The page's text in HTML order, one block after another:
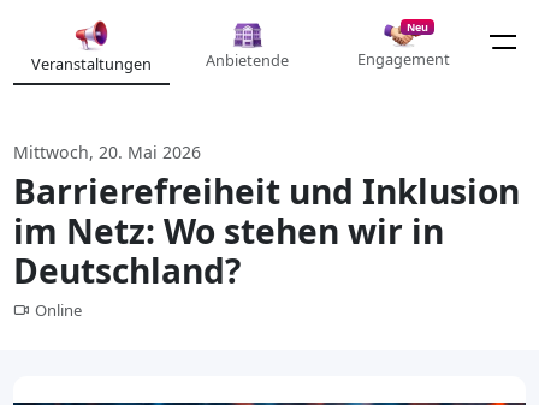
Veranstaltungen Anbietende
Neu
Engagement
Mittwoch, 20. Mai 2026
Barrierefreiheit und Inklusion
im Netz: Wo stehen wir in
Deutschland?
Online